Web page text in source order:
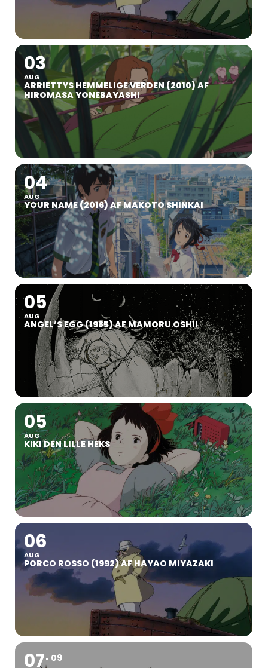
03
AUG
ARRIETTYS HEMMELIGE VERDEN (2010) AF
HIROMASA YONEBAYASHI
04
AUG
YOUR NAME (2016) AF MAKOTO SHINKAI
05
AUG
ANGEL’S EGG (1985) AF MAMORU OSHII
05
AUG
KIKI DEN LILLE HEKS
06
AUG
PORCO ROSSO (1992) AF HAYAO MIYAZAKI
07 09